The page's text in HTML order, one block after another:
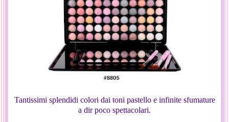
Tantissimi splendidi colori dai toni pastello e infinite sfumature
a dir poco spettacolari.